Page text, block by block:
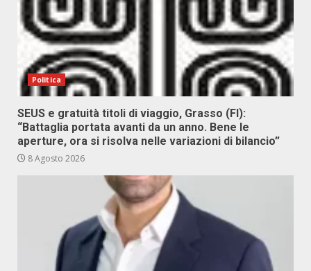
Politica
SEUS e gratuità titoli di viaggio, Grasso (FI):
“Battaglia portata avanti da un anno. Bene le
aperture, ora si risolva nelle variazioni di bilancio”
8 Agosto 2026